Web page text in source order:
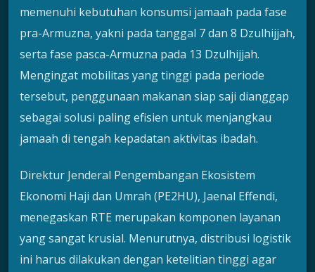
memenuhi kebutuhan konsumsi jamaah pada fase
pra-Armuzna, yakni pada tanggal 7 dan 8 Dzulhijjah,
serta fase pasca-Armuzna pada 13 Dzulhijjah.
Mengingat mobilitas yang tinggi pada periode
tersebut, penggunaan makanan siap saji dianggap
sebagai solusi paling efisien untuk menjangkau
jamaah di tengah kepadatan aktivitas ibadah.
Direktur Jenderal Pengembangan Ekosistem
Ekonomi Haji dan Umrah (PE2HU), Jaenal Effendi,
menegaskan RTE merupakan komponen layanan
yang sangat krusial. Menurutnya, distribusi logistik
ini harus dilakukan dengan ketelitian tinggi agar